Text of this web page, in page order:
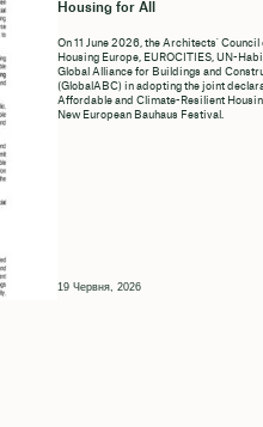
Housing for All
On 11 June 2026, the Architects' Council
Housing Europe, EUROCITIES, UN-
Global Alliance for Buildings and
(GlobalABC) in adopting the joint
Affordable and Climate-Resilient
New European Bauhaus Festival.
19 Червня, 2026